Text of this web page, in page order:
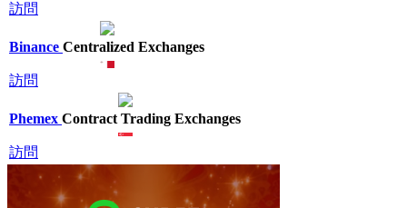
訪問
Binance Centralized Exchanges
訪問
Phemex Contract Trading Exchanges
訪問